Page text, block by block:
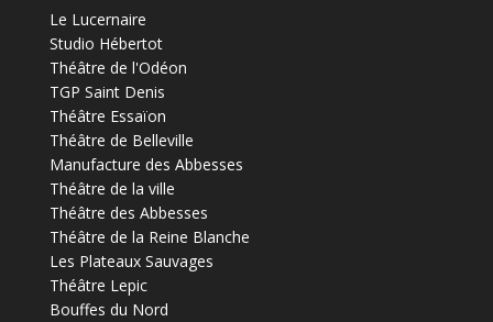
Le Lucernaire
Studio Hébertot
Théâtre de l'Odéon
TGP Saint Denis
Théâtre Essaïon
Théâtre de Belleville
Manufacture des Abbesses
Théâtre de la ville
Théâtre des Abbesses
Théâtre de la Reine Blanche
Les Plateaux Sauvages
Théâtre Lepic
Bouffes du Nord